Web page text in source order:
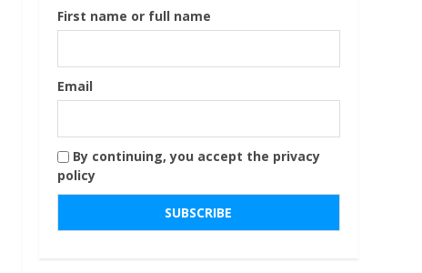
First name or full name
Email
By continuing, you accept the privacy
policy